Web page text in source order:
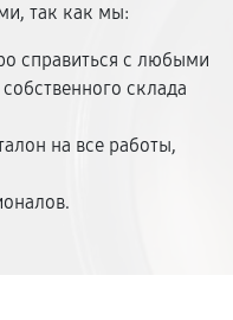
так как мы:
справиться с любыми
склада
на все работы,